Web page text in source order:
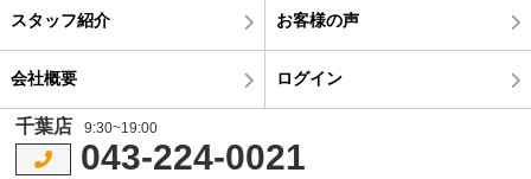
スタッフ紹介 お客様の声
会社概要 ログイン
千葉店 9:30~19:00
043-224-0021